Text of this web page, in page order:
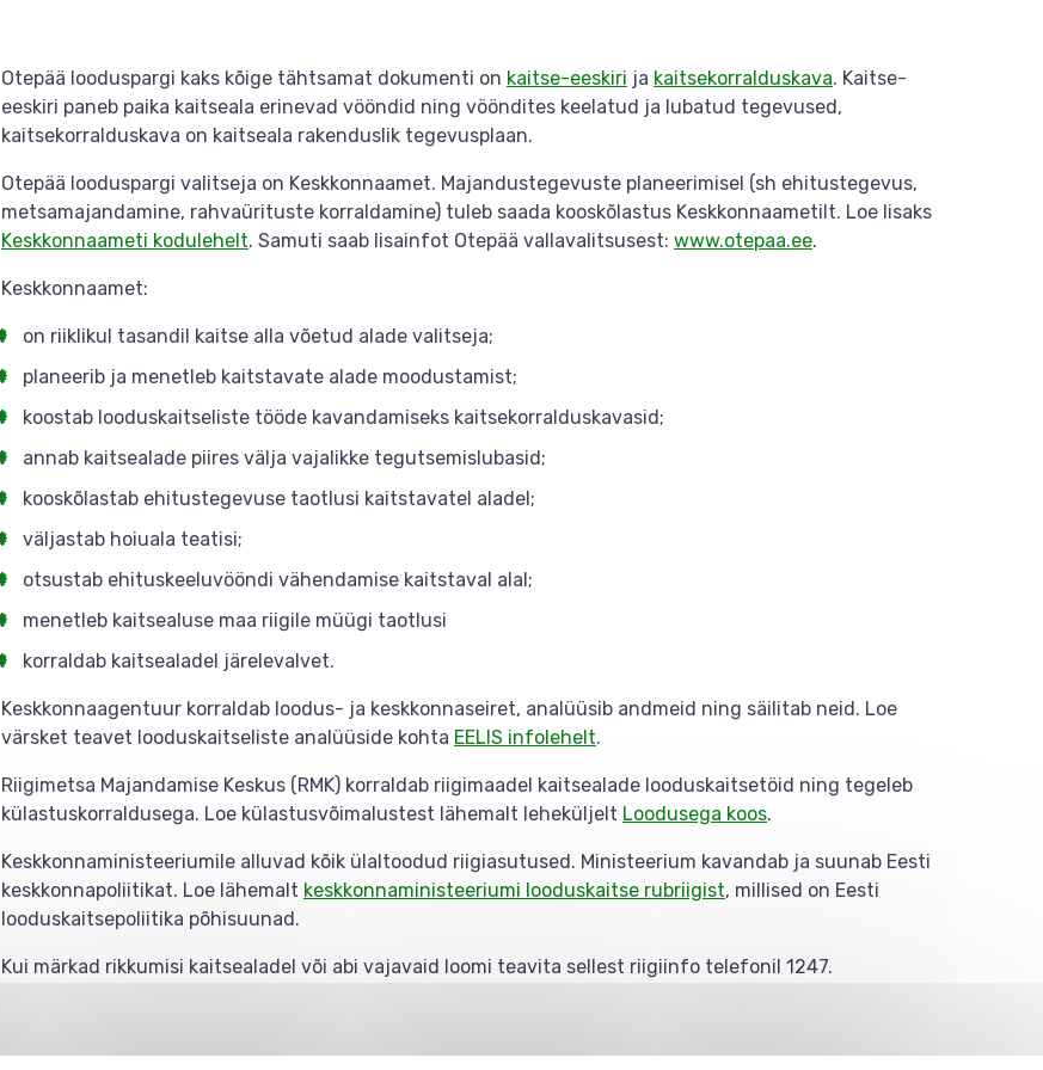
Otepää looduspargi kaks kõige tähtsamat dokumenti on kaitse-eeskiri ja kaitsekorralduskava. Kaitse-
eeskiri paneb paika kaitseala erinevad vööndid ning vööndites keelatud ja lubatud tegevused,
kaitsekorralduskava on kaitseala rakenduslik tegevusplaan.
Otepää looduspargi valitseja on Keskkonnaamet. Majandustegevuste planeerimisel (sh ehitustegevus,
metsamajandamine, rahvaürituste korraldamine) tuleb saada kooskõlastus Keskkonnaametilt. Loe lisaks
Keskkonnaameti kodulehelt. Samuti saab lisainfot Otepää vallavalitsusest: www.otepaa.ee.
Keskkonnaamet:
on riiklikul tasandil kaitse alla võetud alade valitseja;
planeerib ja menetleb kaitstavate alade moodustamist;
koostab looduskaitseliste tööde kavandamiseks kaitsekorralduskavasid;
annab kaitsealade piires välja vajalikke tegutsemislubasid;
kooskõlastab ehitustegevuse taotlusi kaitstavatel aladel;
väljastab hoiuala teatisi;
otsustab ehituskeeluvööndi vähendamise kaitstaval alal;
menetleb kaitsealuse maa riigile müügi taotlusi
korraldab kaitsealadel järelevalvet.
Keskkonnaagentuur korraldab loodus- ja keskkonnaseiret, analüüsib andmeid ning säilitab neid. Loe
värsket teavet looduskaitseliste analüüside kohta EELIS infolehelt.
Riigimetsa Majandamise Keskus (RMK) korraldab riigimaadel kaitsealade looduskaitsetöid ning tegeleb
külastuskorraldusega. Loe külastusvõimalustest lähemalt leheküljelt Loodusega koos.
Keskkonnaministeeriumile alluvad kõik ülaltoodud riigiasutused. Ministeerium kavandab ja suunab Eesti
keskkonnapoliitikat. Loe lähemalt keskkonnaministeeriumi looduskaitse rubriigist, millised on Eesti
looduskaitsepoliitika põhisuunad.
Kui märkad rikkumisi kaitsealadel või abi vajavaid loomi teavita sellest riigiinfo telefonil 1247.